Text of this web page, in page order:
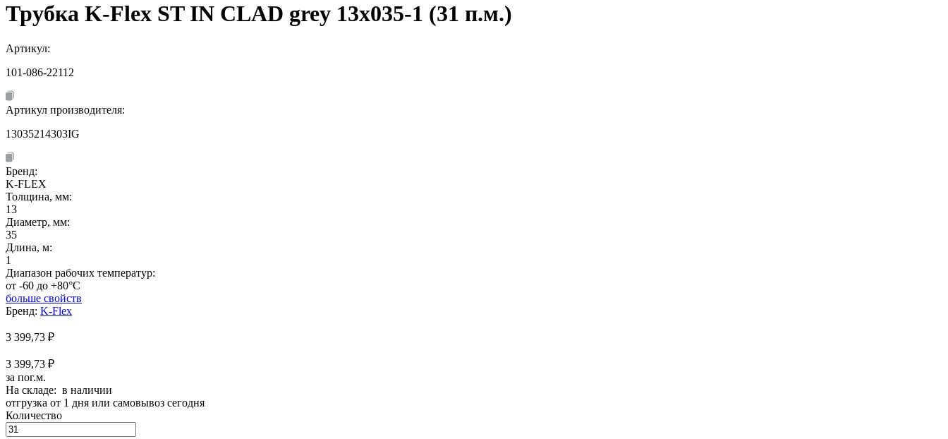
Трубка K-Flex ST IN CLAD grey 13х035-1 (31 п.м.)
Артикул:
101-086-22112
Артикул производителя:
13035214303IG
Бренд:
K-FLEX
Толщина, мм:
13
Диаметр, мм:
35
Длина, м:
1
Диапазон рабочих температур:
от -60 до +80°C
больше свойств
Бренд: K-Flex
3 399,73 ₽
3 399,73 ₽
за пог.м.
На складе: в наличии
отгрузка от 1 дня или самовывоз сегодня
Количество
Количество